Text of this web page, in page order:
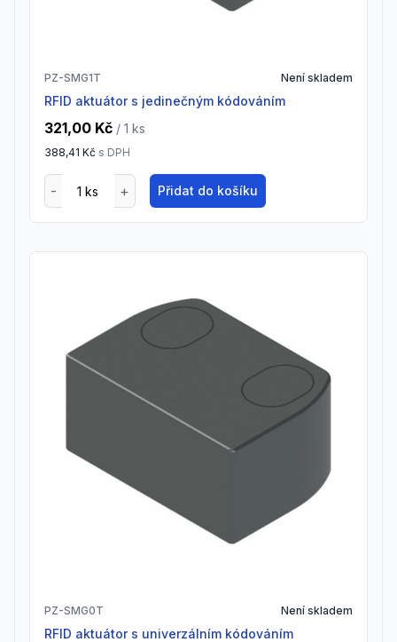
PZ-SMG1T Není skladem
RFID aktuátor s jedinečným kódováním
321,00 Kč / 1 ks
388,41 Kč s DPH
Přidat do košíku
PZ-SMG0T Není skladem
RFID aktuátor s univerzálním kódováním